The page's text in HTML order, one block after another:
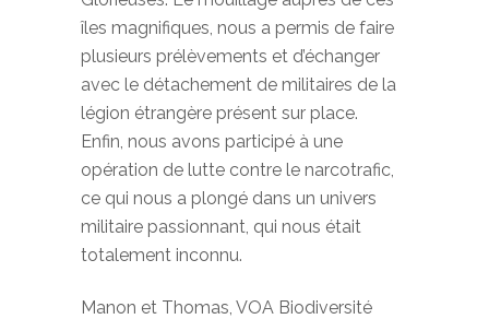
îles magnifiques, nous a permis de faire
plusieurs prélèvements et d’échanger
avec le détachement de militaires de la
légion étrangère présent sur place.
Enfin, nous avons participé à une
opération de lutte contre le narcotrafic,
ce qui nous a plongé dans un univers
militaire passionnant, qui nous était
totalement inconnu.
Manon et Thomas, VOA Biodiversité